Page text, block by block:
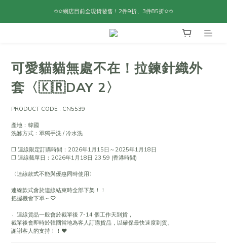
✩✩網店目前全現貨發售！2件9折、3件85折✩✩
可愛貓貓無處不在！拉鍊針織外
套〈🇰🇷DAY 2〉
PRODUCT CODE : CN5539
產地：韓國
洗滌方式：單獨手洗 / 冷水洗
❐ 連線限定訂購時間：2026年1月15日～2025年1月18日
❐ 連線截單日：2026年1月18日 23:59 (香港時間)
〈連線款式不能與優惠同時使用〉
連線款式會於連線結束時全部下架！！
把握機會下單～♡
﹆連線貨品一般會於截單後 7-14 個工作天到貨，
截單後會即時於韓國當地為客人訂購貨品，以確保最快速度到貨。
謝謝客人的支持！！❤